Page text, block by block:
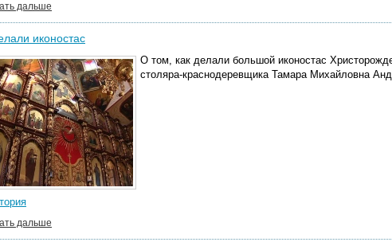
дальше
иконостас
О том, как делали большой иконостас
столяра-краснодеревщика Тамара Михайловна
дальше